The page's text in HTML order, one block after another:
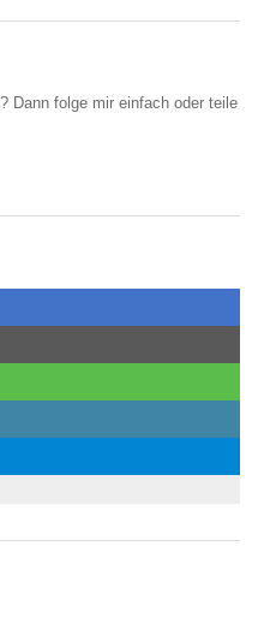
Dann folge mir einfach oder teile